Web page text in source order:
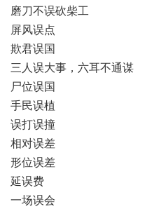
磨刀不误砍柴工
屏风误点
欺君误国
三人误大事，六耳不通谋
尸位误国
手民误植
误打误撞
相对误差
形位误差
延误费
一场误会